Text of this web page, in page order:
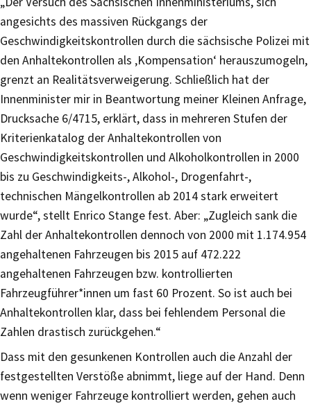
angesichts des massiven Rückgangs der
Geschwindigkeitskontrollen durch die sächsische Polizei mit
den Anhaltekontrollen als ‚Kompensation‘ herauszumogeln,
grenzt an Realitätsverweigerung. Schließlich hat der
Innenminister mir in Beantwortung meiner Kleinen Anfrage,
Drucksache 6/4715, erklärt, dass in mehreren Stufen der
Kriterienkatalog der Anhaltekontrollen von
Geschwindigkeitskontrollen und Alkoholkontrollen in 2000
bis zu Geschwindigkeits-, Alkohol-, Drogenfahrt-,
technischen Mängelkontrollen ab 2014 stark erweitert
wurde“, stellt Enrico Stange fest. Aber: „Zugleich sank die
Zahl der Anhaltekontrollen dennoch von 2000 mit 1.174.954
angehaltenen Fahrzeugen bis 2015 auf 472.222
angehaltenen Fahrzeugen bzw. kontrollierten
Fahrzeugführer*innen um fast 60 Prozent. So ist auch bei
Anhaltekontrollen klar, dass bei fehlendem Personal die
Zahlen drastisch zurückgehen.“
Dass mit den gesunkenen Kontrollen auch die Anzahl der
festgestellten Verstöße abnimmt, liege auf der Hand. Denn
wenn weniger Fahrzeuge kontrolliert werden, gehen auch